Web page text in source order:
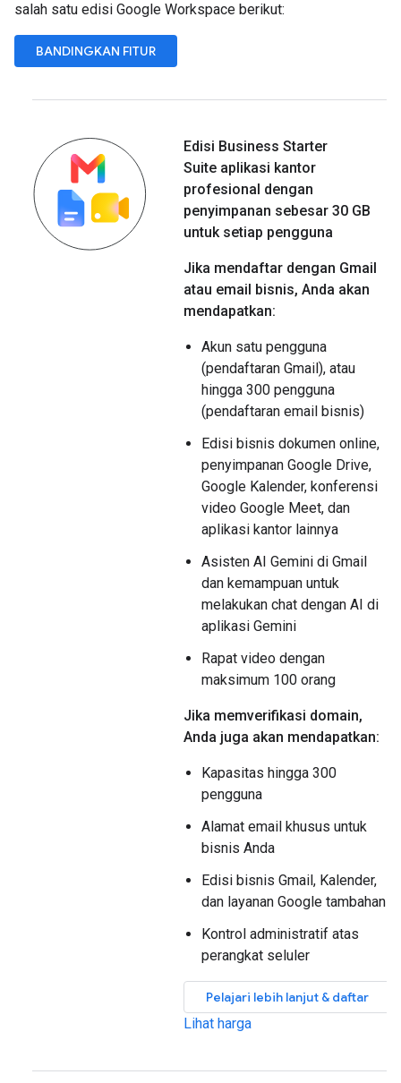
salah satu edisi Google Workspace berikut:
BANDINGKAN FITUR
Edisi Business Starter
Suite aplikasi kantor
profesional dengan
penyimpanan sebesar 30 GB
untuk setiap pengguna
Jika mendaftar dengan Gmail
atau email bisnis, Anda akan
mendapatkan:
Akun satu pengguna
(pendaftaran Gmail), atau
hingga 300 pengguna
(pendaftaran email bisnis)
Edisi bisnis dokumen online,
penyimpanan Google Drive,
Google Kalender, konferensi
video Google Meet, dan
aplikasi kantor lainnya
Asisten AI Gemini di Gmail
dan kemampuan untuk
melakukan chat dengan AI di
aplikasi Gemini
Rapat video dengan
maksimum 100 orang
Jika memverifikasi domain,
Anda juga akan mendapatkan:
Kapasitas hingga 300
pengguna
Alamat email khusus untuk
bisnis Anda
Edisi bisnis Gmail, Kalender,
dan layanan Google tambahan
Kontrol administratif atas
perangkat seluler
Pelajari lebih lanjut & daftar
Lihat harga